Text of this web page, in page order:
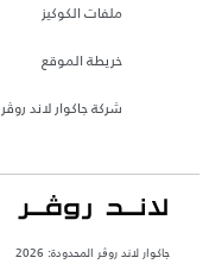
ملفات الكوكيز
خريطة الموقع
شركة جاكوار لاند روڤر
جاكوار لاند روڨر المحدودة: 2026